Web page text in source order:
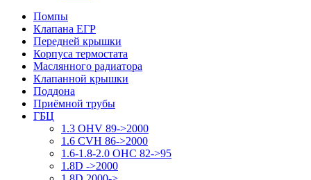
Помпы
Клапана ЕГР
Передней крышки
Корпуса термостата
Маслянного радиатора
Клапанной крышки
Поддона
Приёмной трубы
ГБЦ
1.3 OHV 89->2000
1.6 CVH 86->2000
1.6-1.8-2.0 OHC 82->95
1.8D ->2000